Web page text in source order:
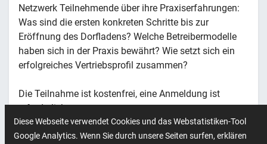
Netzwerk Teilnehmende über ihre Praxiserfahrungen:
Was sind die ersten konkreten Schritte bis zur
Eröffnung des Dorfladens? Welche Betreibermodelle
haben sich in der Praxis bewährt? Wie setzt sich ein
erfolgreiches Vertriebsprofil zusammen?
Die Teilnahme ist kostenfrei, eine Anmeldung ist
erforderlich.
Diese Webseite verwendet Cookies und das Webstatistiken-Tool
Google Analytics. Wenn Sie durch unsere Seiten surfen, erklären